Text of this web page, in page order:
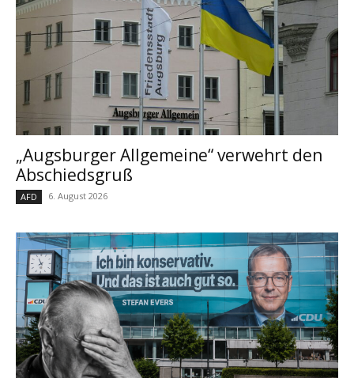
„Augsburger Allgemeine“ verwehrt den
Abschiedsgruß
AFD 6. August 2026